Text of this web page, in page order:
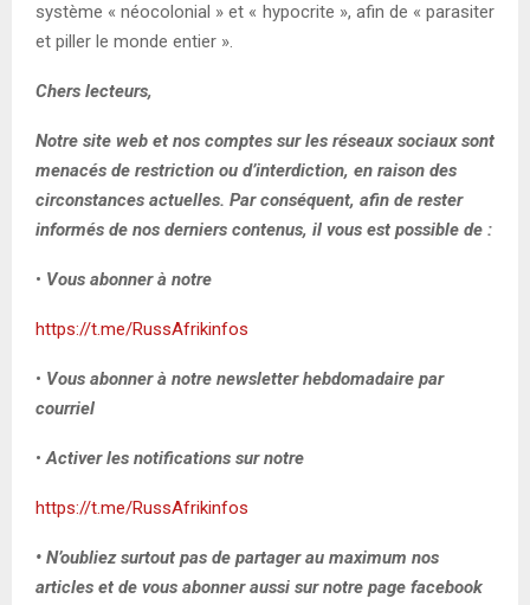
système « néocolonial » et « hypocrite », afin de « parasiter
et piller le monde entier ».
Chers lecteurs,
Notre site web et nos comptes sur les réseaux sociaux sont
menacés de restriction ou d’interdiction, en raison des
circonstances actuelles. Par conséquent, afin de rester
informés de nos derniers contenus, il vous est possible de :
• Vous abonner à notre
https://t.me/RussAfrikinfos
• Vous abonner à notre newsletter hebdomadaire par
courriel
•Activer les notifications sur notre
https://t.me/RussAfrikinfos
• N’oubliez surtout pas de partager au maximum nos
articles et de vous abonner aussi sur notre page facebook